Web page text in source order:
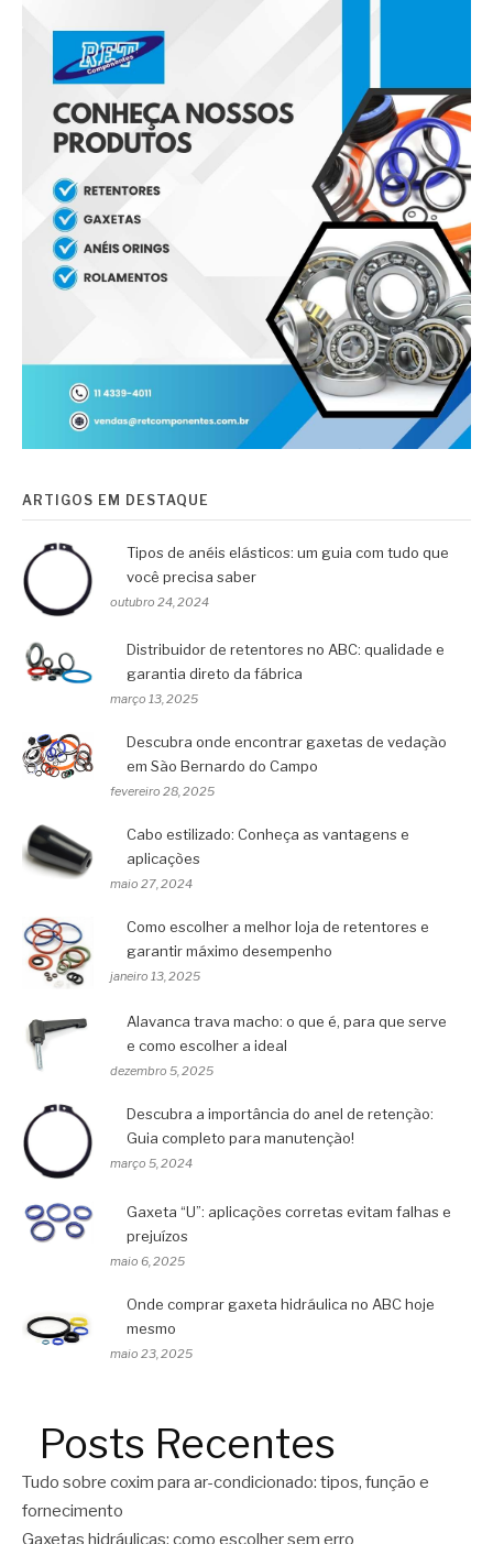
ARTIGOS EM DESTAQUE
Tipos de anéis elásticos: um guia com tudo que
você precisa saber
outubro 24, 2024
Distribuidor de retentores no ABC: qualidade e
garantia direto da fábrica
março 13, 2025
Descubra onde encontrar gaxetas de vedação
em São Bernardo do Campo
fevereiro 28, 2025
Cabo estilizado: Conheça as vantagens e
aplicações
maio 27, 2024
Como escolher a melhor loja de retentores e
garantir máximo desempenho
janeiro 13, 2025
Alavanca trava macho: o que é, para que serve
e como escolher a ideal
dezembro 5, 2025
Descubra a importância do anel de retenção:
Guia completo para manutenção!
março 5, 2024
Gaxeta “U”: aplicações corretas evitam falhas e
prejuízos
maio 6, 2025
Onde comprar gaxeta hidráulica no ABC hoje
mesmo
maio 23, 2025
Posts Recentes
Tudo sobre coxim para ar-condicionado: tipos, função e
fornecimento
Gaxetas hidráulicas: como escolher sem erro